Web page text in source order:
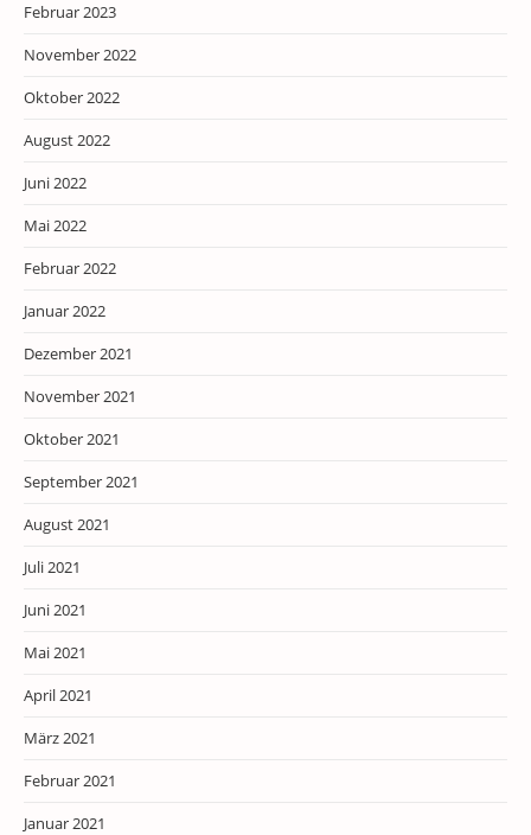
Februar 2023
November 2022
Oktober 2022
August 2022
Juni 2022
Mai 2022
Februar 2022
Januar 2022
Dezember 2021
November 2021
Oktober 2021
September 2021
August 2021
Juli 2021
Juni 2021
Mai 2021
April 2021
März 2021
Februar 2021
Januar 2021